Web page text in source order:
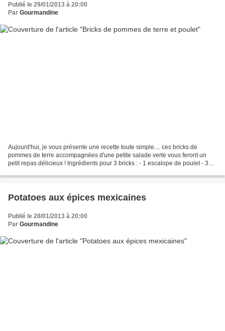
Publié le 29/01/2013 à 20:00
Par Gourmandine
Aujourd'hui, je vous présente une recette toute simple.... ces bricks de
pommes de terre accompagnées d'une petite salade verte vous feront un
petit repas délicieux ! Ingrédients pour 3 bricks : - 1 escalope de poulet - 3
Potatoes aux épices mexicaines
Publié le 28/01/2013 à 20:00
Par Gourmandine